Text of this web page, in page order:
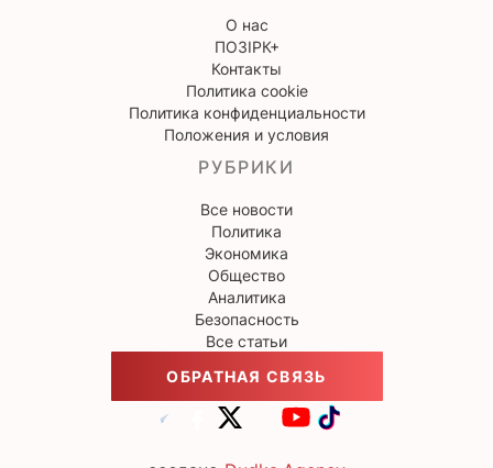
О нас
ПОЗІРК+
Контакты
Политика cookie
Политика конфиденциальности
Положения и условия
РУБРИКИ
Все новости
Политика
Экономика
Общество
Аналитика
Безопасность
Все статьи
ОБРАТНАЯ СВЯЗЬ